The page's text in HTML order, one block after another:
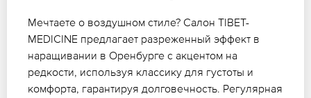
Мечтаете о воздушном стиле? Салон TIBET-
MEDICINE предлагает разреженный эффект в
наращивании в Оренбурге с акцентом на
редкости, используя классику для густоты и
комфорта, гарантируя долговечность. Регулярная